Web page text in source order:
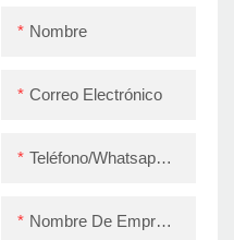
Nombre
Correo Electrónico
Teléfono/whatsapp/skype
Nombre De Empresa